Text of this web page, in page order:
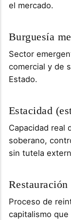
el mercado.
Burguesía
Sector
comercial y de
Estado.
Estacidad
Capacidad real
soberano,
sin tutela
Proceso de
capitalismo